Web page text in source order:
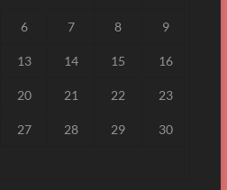
6 7 8 9
13 14 15 16
20 21 22 23
27 28 29 30